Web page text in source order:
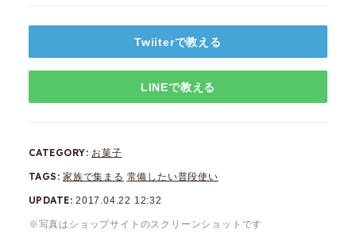
Twiiterで教える
LINEで教える
CATEGORY お菓子
TAGS 家族で集まる 常備したい普段使い
UPDATE 2017.04.22 12:32
※写真はショップサイトのスクリーンショットです